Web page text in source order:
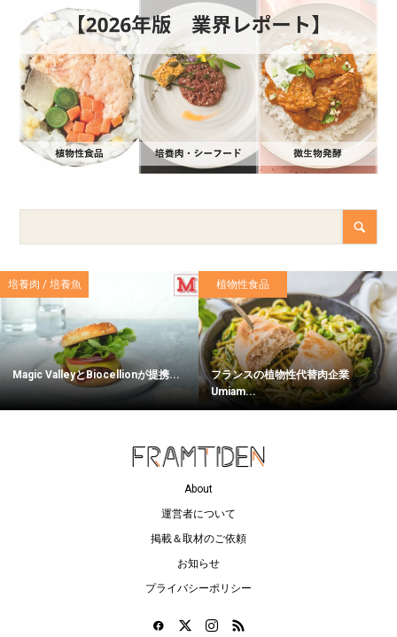
培養肉 / 培養魚
Magic ValleyとBiocellionが提携...
植物性食品
フランスの植物性代替肉企業
Umiam...
About
運営者について
掲載＆取材のご依頼
お知らせ
プライバシーポリシー